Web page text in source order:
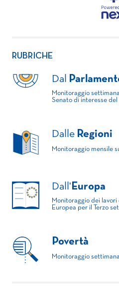
RUBRICHE
Dal
Monitoraggio
Senato di interesse del
Dalle Regioni
Monitoraggio mensile
Dall' Europa
Monitoraggio dei
Europea per il Terzo
Povertà
Monitoraggio